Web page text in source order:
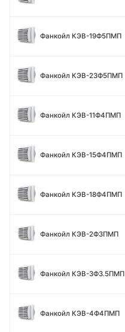
Фанкойл КЭВ-19Ф5ПМП
Фанкойл КЭВ-23Ф5ПМП
Фанкойл КЭВ-11Ф4ПМП
Фанкойл КЭВ-15Ф4ПМП
Фанкойл КЭВ-18Ф4ПМП
Фанкойл КЭВ-2Ф3ПМП
Фанкойл КЭВ-3Ф3.5ПМП
Фанкойл КЭВ-4Ф4ПМП